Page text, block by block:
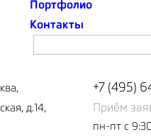
Портфолио
Контакты
д.14,
Тел/
+7 (495)
Приём
пн-пт с